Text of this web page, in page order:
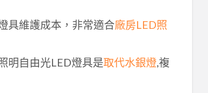
具維護成本，非常適合廠房LED照
明自由光LED燈具是取代水銀燈,複